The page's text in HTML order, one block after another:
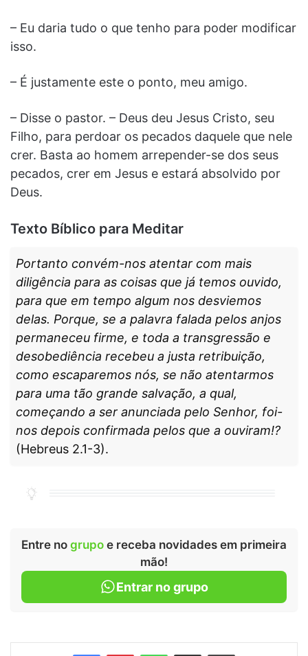
– Eu daria tudo o que tenho para poder modificar
isso.
– É justamente este o ponto, meu amigo.
– Disse o pas­tor. – Deus deu Jesus Cristo, seu
Filho, para perdoar os pe­cados daquele que nele
crer. Basta ao homem arrepender-se dos seus
pecados, crer em Jesus e estará absolvido por
Deus.
Texto Bíblico para Meditar
Portanto convém-nos atentar com mais
diligência para as coisas que já temos ouvido,
para que em tempo al­gum nos desviemos
delas. Porque, se a palavra falada pe­los anjos
permaneceu firme, e toda a transgressão e
deso­bediência recebeu a justa retribuição,
como escaparemos nós, se não atentarmos
para uma tão grande salvação, a qual,
começando a ser anunciada pelo Senhor, foi-
nos de­pois confirmada pelos que a ouviram!?
(Hebreus 2.1-3).
Entre no grupo e receba novidades em primeira
mão!
Entrar no grupo